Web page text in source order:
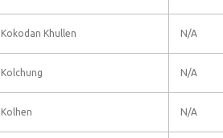
Kokodan Khullen N/A
Kolchung N/A
Kolhen N/A